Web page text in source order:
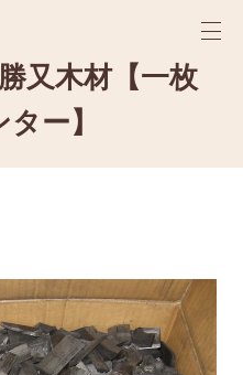
又木材【一枚
ー】